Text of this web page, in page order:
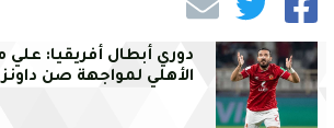
دوري أبطال أفريقيا: علي
الأهلي لمواجهة صن داونز